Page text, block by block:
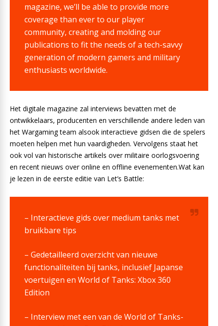
magazine, we’ll be able to provide more
coverage than ever to our player
community, creating and molding our
publications to fit the needs of a tech-savvy
generation of modern gamers and military
enthusiasts worldwide.
Het digitale magazine zal interviews bevatten met de
ontwikkelaars, producenten en verschillende andere leden van
het Wargaming team alsook interactieve gidsen die de spelers
moeten helpen met hun vaardigheden. Vervolgens staat het
ook vol van historische artikels over militaire oorlogsvoering
en recent nieuws over online en offline evenementen.Wat kan
je lezen in de eerste editie van Let’s Battle:
– Interactieve gids over medium tanks met
bruikbare tips
– Gedetailleerd overzicht van nieuwe
functionaliteiten bij tanks, inclusief Japanse
voertuigen en World of Tanks: Xbox 360
Edition
– Interview met een van de World of Tanks-